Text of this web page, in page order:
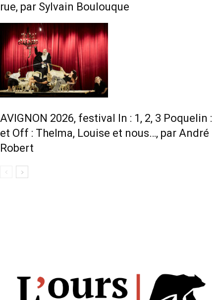
rue, par Sylvain Boulouque
AVIGNON 2026, festival In : 1, 2, 3 Poquelin :
et Off : Thelma, Louise et nous…, par André
Robert